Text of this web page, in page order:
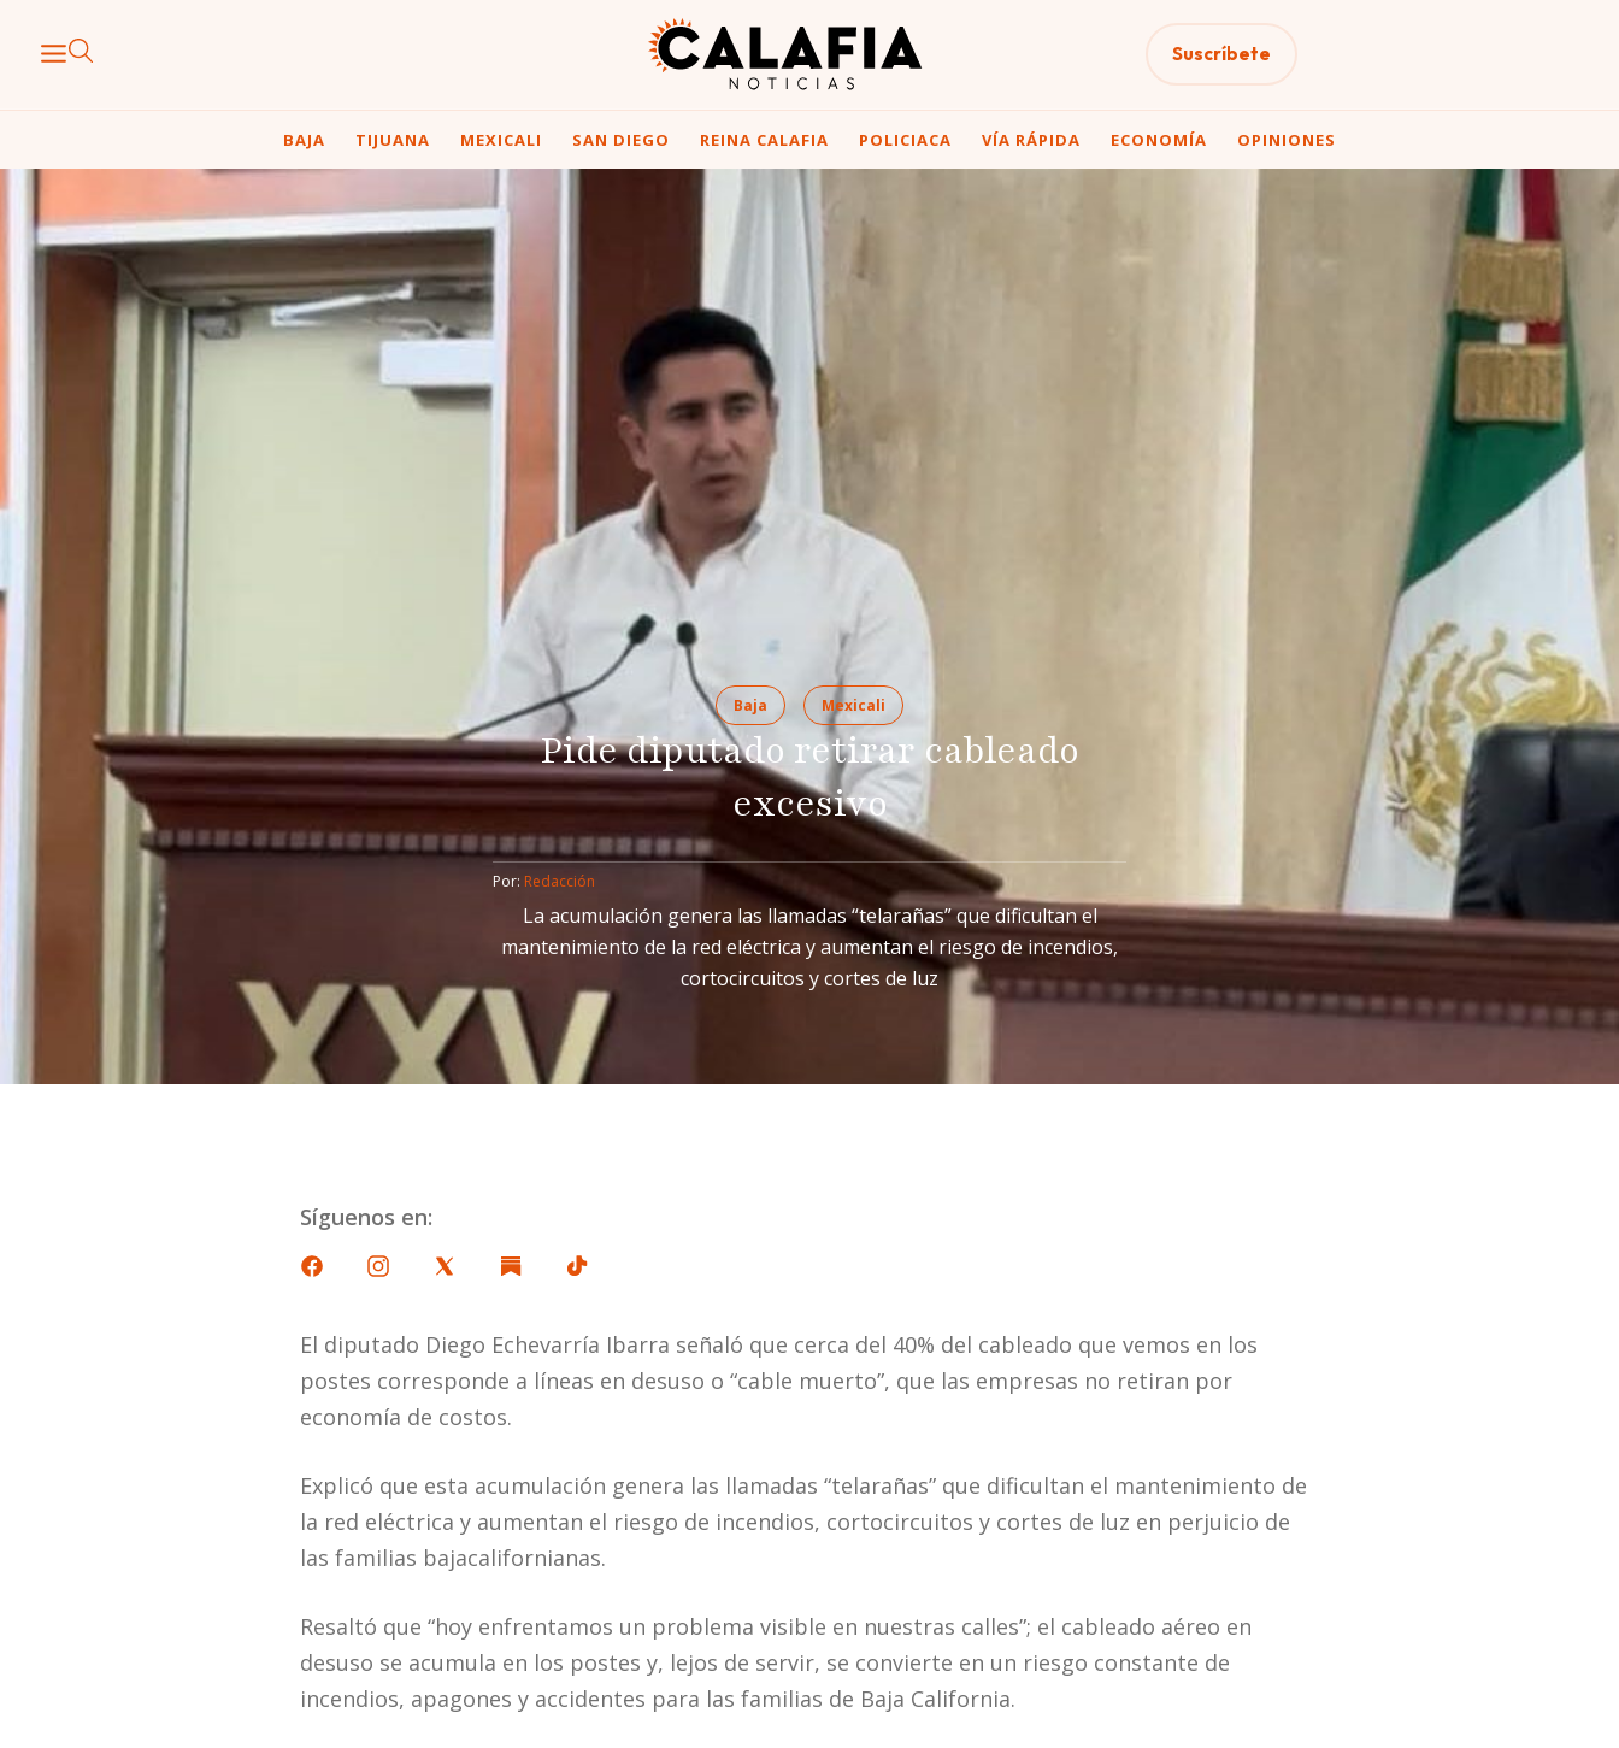
Suscríbete
BAJA TIJUANA MEXICALI SAN DIEGO REINA CALAFIA POLICIACA VÍA RÁPIDA ECONOMÍA OPINIONES
Baja Mexicali
Pide diputado retirar cableado
excesivo
Por: Redacción
La acumulación genera las llamadas “telarañas” que dificultan el
mantenimiento de la red eléctrica y aumentan el riesgo de incendios,
cortocircuitos y cortes de luz
Síguenos en:
El diputado Diego Echevarría Ibarra señaló que cerca del 40% del cableado que vemos en los
postes corresponde a líneas en desuso o “cable muerto”, que las empresas no retiran por
economía de costos.
Explicó que esta acumulación genera las llamadas “telarañas” que dificultan el mantenimiento de
la red eléctrica y aumentan el riesgo de incendios, cortocircuitos y cortes de luz en perjuicio de
las familias bajacalifornianas.
Resaltó que “hoy enfrentamos un problema visible en nuestras calles”; el cableado aéreo en
desuso se acumula en los postes y, lejos de servir, se convierte en un riesgo constante de
incendios, apagones y accidentes para las familias de Baja California.